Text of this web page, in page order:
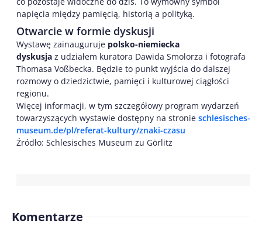
napięcia między pamięcią, historią a polityką.
Otwarcie w formie dyskusji
Wystawę zainauguruje polsko-niemiecka
dyskusja z udziałem kuratora Dawida Smolorza i fotografa
Thomasa Voßbecka. Będzie to punkt wyjścia do dalszej
rozmowy o dziedzictwie, pamięci i kulturowej ciągłości
regionu.
Więcej informacji, w tym szczegółowy program wydarzeń
towarzyszących wystawie dostępny na stronie schlesisches-
museum.de/pl/referat-kultury/znaki-czasu
Źródło: Schlesisches Museum zu Görlitz
Komentarze